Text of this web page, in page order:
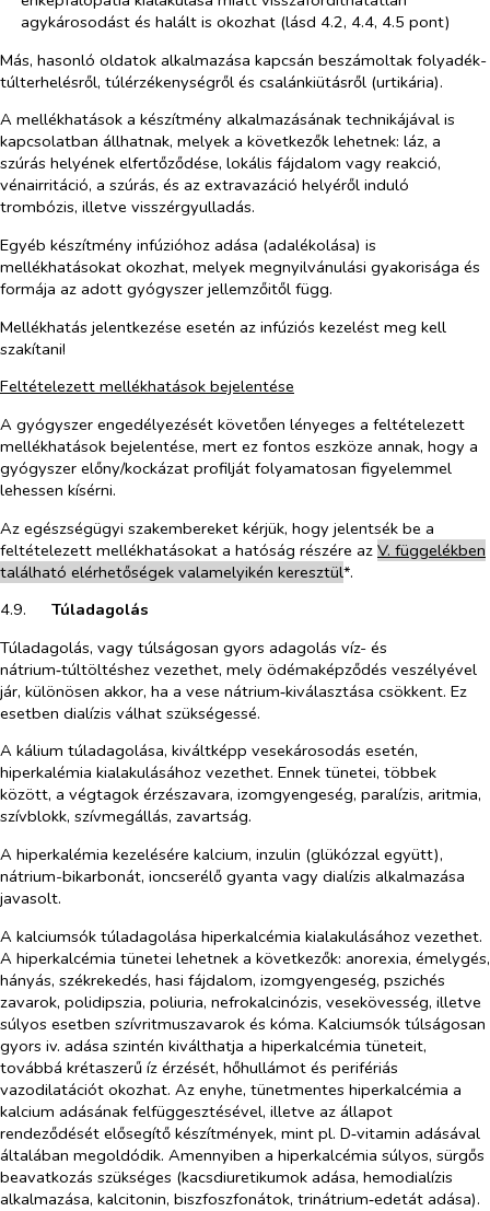
agykárosodást és halált is okozhat (lásd 4.2, 4.4, 4.5 pont)
Más, hasonló oldatok alkalmazása kapcsán beszámoltak folyadék-
túlterhelésről, túlérzékenységről és csalánkiütásről (urtikária).
A mellékhatások a készítmény alkalmazásának technikájával is
kapcsolatban állhatnak, melyek a következők lehetnek: láz, a
szúrás helyének elfertőződése, lokális fájdalom vagy reakció,
vénairritáció, a szúrás, és az extravazáció helyéről induló
trombózis, illetve visszérgyulladás.
Egyéb készítmény infúzióhoz adása (adalékolása) is
mellékhatásokat okozhat, melyek megnyilvánulási gyakorisága és
formája az adott gyógyszer jellemzőitől függ.
Mellékhatás jelentkezése esetén az infúziós kezelést meg kell
szakítani!
Feltételezett mellékhatások bejelentése
A gyógyszer engedélyezését követően lényeges a feltételezett
mellékhatások bejelentése, mert ez fontos eszköze annak, hogy a
gyógyszer előny/kockázat profilját folyamatosan figyelemmel
lehessen kísérni.
Az egészségügyi szakembereket kérjük, hogy jelentsék be a
feltételezett mellékhatásokat a hatóság részére az V. függelékben
található elérhetőségek valamelyikén keresztül*.
4.9.​
Túladagolás
Túladagolás, vagy túlságosan gyors adagolás víz- és
nátrium‑túltöltéshez vezethet, mely ödémaképződés veszélyével
jár, különösen akkor, ha a vese nátrium‑kiválasztása csökkent. Ez
esetben dialízis válhat szükségessé.
A kálium túladagolása, kiváltképp vesekárosodás esetén,
hiperkalémia kialakulásához vezethet. Ennek tünetei, többek
között, a végtagok érzészavara, izomgyengeség, paralízis, aritmia,
szívblokk, szívmegállás, zavartság.
A hiperkalémia kezelésére kalcium, inzulin (glükózzal együtt),
nátrium-bikarbonát, ioncserélő gyanta vagy dialízis alkalmazása
javasolt.
A kalciumsók túladagolása hiperkalcémia kialakulásához vezethet.
A hiperkalcémia tünetei lehetnek a következők: anorexia, émelygés,
hányás, székrekedés, hasi fájdalom, izomgyengeség, pszichés
zavarok, polidipszia, poliuria, nefrokalcinózis, vesekövesség, illetve
súlyos esetben szívritmuszavarok és kóma. Kalciumsók túlságosan
gyors iv. adása szintén kiválthatja a hiperkalcémia tüneteit,
továbbá krétaszerű íz érzését, hőhullámot és perifériás
vazodilatációt okozhat. Az enyhe, tünetmentes hiperkalcémia a
kalcium adásának felfüggesztésével, illetve az állapot
rendeződését elősegítő készítmények, mint pl. D‑vitamin adásával
általában megoldódik. Amennyiben a hiperkalcémia súlyos, sürgős
beavatkozás szükséges (kacsdiuretikumok adása, hemodialízis
alkalmazása, kalcitonin, biszfoszfonátok, trinátrium‑edetát adása).